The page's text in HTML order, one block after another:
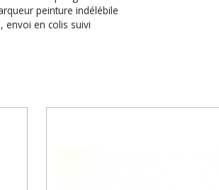
peinture indélébile
envoi en colis suivi